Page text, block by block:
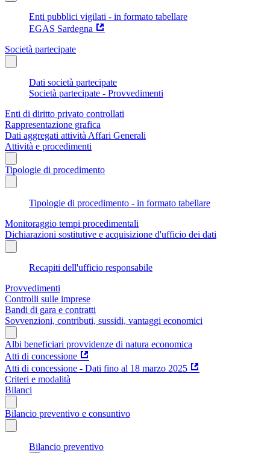
Enti pubblici vigilati - in formato tabellare
EGAS Sardegna
Società partecipate
Dati società partecipate
Società partecipate - Provvedimenti
Enti di diritto privato controllati
Rappresentazione grafica
Dati aggregati attività Affari Generali
Attività e procedimenti
Tipologie di procedimento
Tipologie di procedimento - in formato tabellare
Monitoraggio tempi procedimentali
Dichiarazioni sostitutive e acquisizione d'ufficio dei dati
Recapiti dell'ufficio responsabile
Provvedimenti
Controlli sulle imprese
Bandi di gara e contratti
Sovvenzioni, contributi, sussidi, vantaggi economici
Albi beneficiari provvidenze di natura economica
Atti di concessione
Atti di concessione - Dati fino al 18 marzo 2025
Criteri e modalità
Bilanci
Bilancio preventivo e consuntivo
Bilancio preventivo